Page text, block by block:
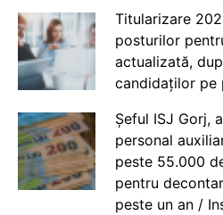
Titularizare
posturilor
actualizată,
candidaților pe
Șeful ISJ Gorj,
personal
peste 55.000
pentru
peste un an /